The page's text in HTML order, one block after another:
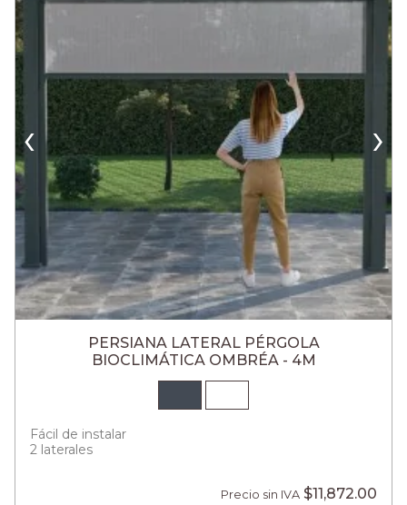
‹ ›
PERSIANA LATERAL PÉRGOLA
BIOCLIMÁTICA OMBRÉA - 4M
Fácil de instalar
2 laterales
Precio sin IVA $11,872.00